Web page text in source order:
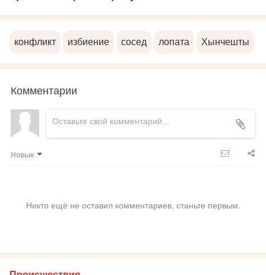
конфликт избиение сосед лопата Хынчешты
Комментарии
Новые
Никто ещё не оставил комментариев, станьте первым.